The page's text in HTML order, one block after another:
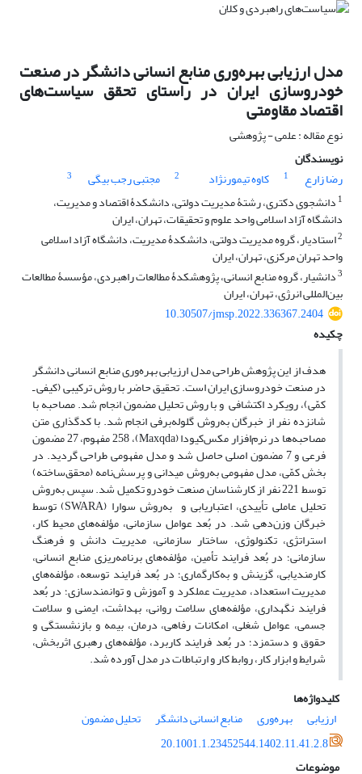
مدل ارزیابی بهره‌وری منابع انسانی دانشگر در صنعت
خودروسازی ایران در راستای تحقق سیاست‌های
اقتصاد مقاومتی
نوع مقاله : علمی - پژوهشی
نویسندگان
رضا زارع
1 کاوه تیمورنژاد 2 مجتبی رجب بیگی
3
1 دانشجوی دکتری، رشتۀ مدیریت دولتی، دانشکدۀ‌ اقتصاد و مدیریت،
دانشگاه آزاد اسلامی واحد علوم و تحقیقات، تهران، ایران
2استادیار، گروه مدیریت دولتی، دانشکدۀ مدیریت، دانشگاه آزاد اسلامی
واحد تهران مرکزی، تهران، ایران
3دانشیار، گروه منابع انسانی، پژوهشکدۀ مطالعات راهبردی، مؤسسۀ مطالعات
بین‌المللی انرژی، تهران، ایران
10.30507/jmsp.2022.336367.2404
چکیده
هدف از این پژوهش طراحی مدل ارزیابی بهره‌وری منابع انسانی دانشگر
در صنعت خودروسازی ایران است. تحقیق حاضر با روش ترکیبی (کیفی ـ
کمّی)، رویکرد اکتشافی و با روش تحلیل مضمون انجام شد. مصاحبه با
شانزده نفر از خبرگان به‌روش گلوله‌برفی انجام شد. با کدگذاری متن
مصاحبه‌ها در نرم‌افزار مکس‌کیودا (Maxqda)، 258 مفهوم، 27 مضمون
فرعی و 7 مضمون اصلی حاصل شد و مدل مفهومی طراحی گردید. در
بخش کمّی، مدل مفهومی به‌روش میدانی و پرسش‌نامه (محقق‌ساخته)
توسط 221 نفر از کارشناسان صنعت خودرو تکمیل شد. سپس به‌روش
تحلیل عاملی تأییدی، اعتباریابی و به‌روش سوارا (SWARA) توسط
خبرگان وزن‌دهی شد. در بُعد عوامل سازمانی، مؤلفه‌های محیط کار،
استراتژی، تکنولوژی، ساختار سازمانی، مدیریت دانش و فرهنگ
‌سازمانی؛ در بُعد فرایند تأمین، مؤلفه‌های برنامه‌ریزی منابع انسانی،
کارمندیابی، گزینش و به‌کارگماری؛ در بُعد فرایند توسعه، مؤلفه‌های
مدیریت استعداد، مدیریت عملکرد و آموزش و توانمندسازی؛ در بُعد
فرایند نگهداری، مؤلفه‌های سلامت روانی، بهداشت، ایمنی و سلامت
جسمی، عوامل شغلی، امکانات رفاهی، درمان، بیمه و بازنشستگی و
حقوق و دستمزد؛ در بُعد فرایند کاربرد، مؤلفه‌های رهبری اثربخش،
شرایط و ابزار کار، روابط کار و ارتباطات در مدل آورده شد.
کلیدواژه‌ها
ارزیابی
بهره‌وری منابع انسانی دانشگر
تحلیل مضمون
20.1001.1.23452544.1402.11.41.2.8
موضوعات